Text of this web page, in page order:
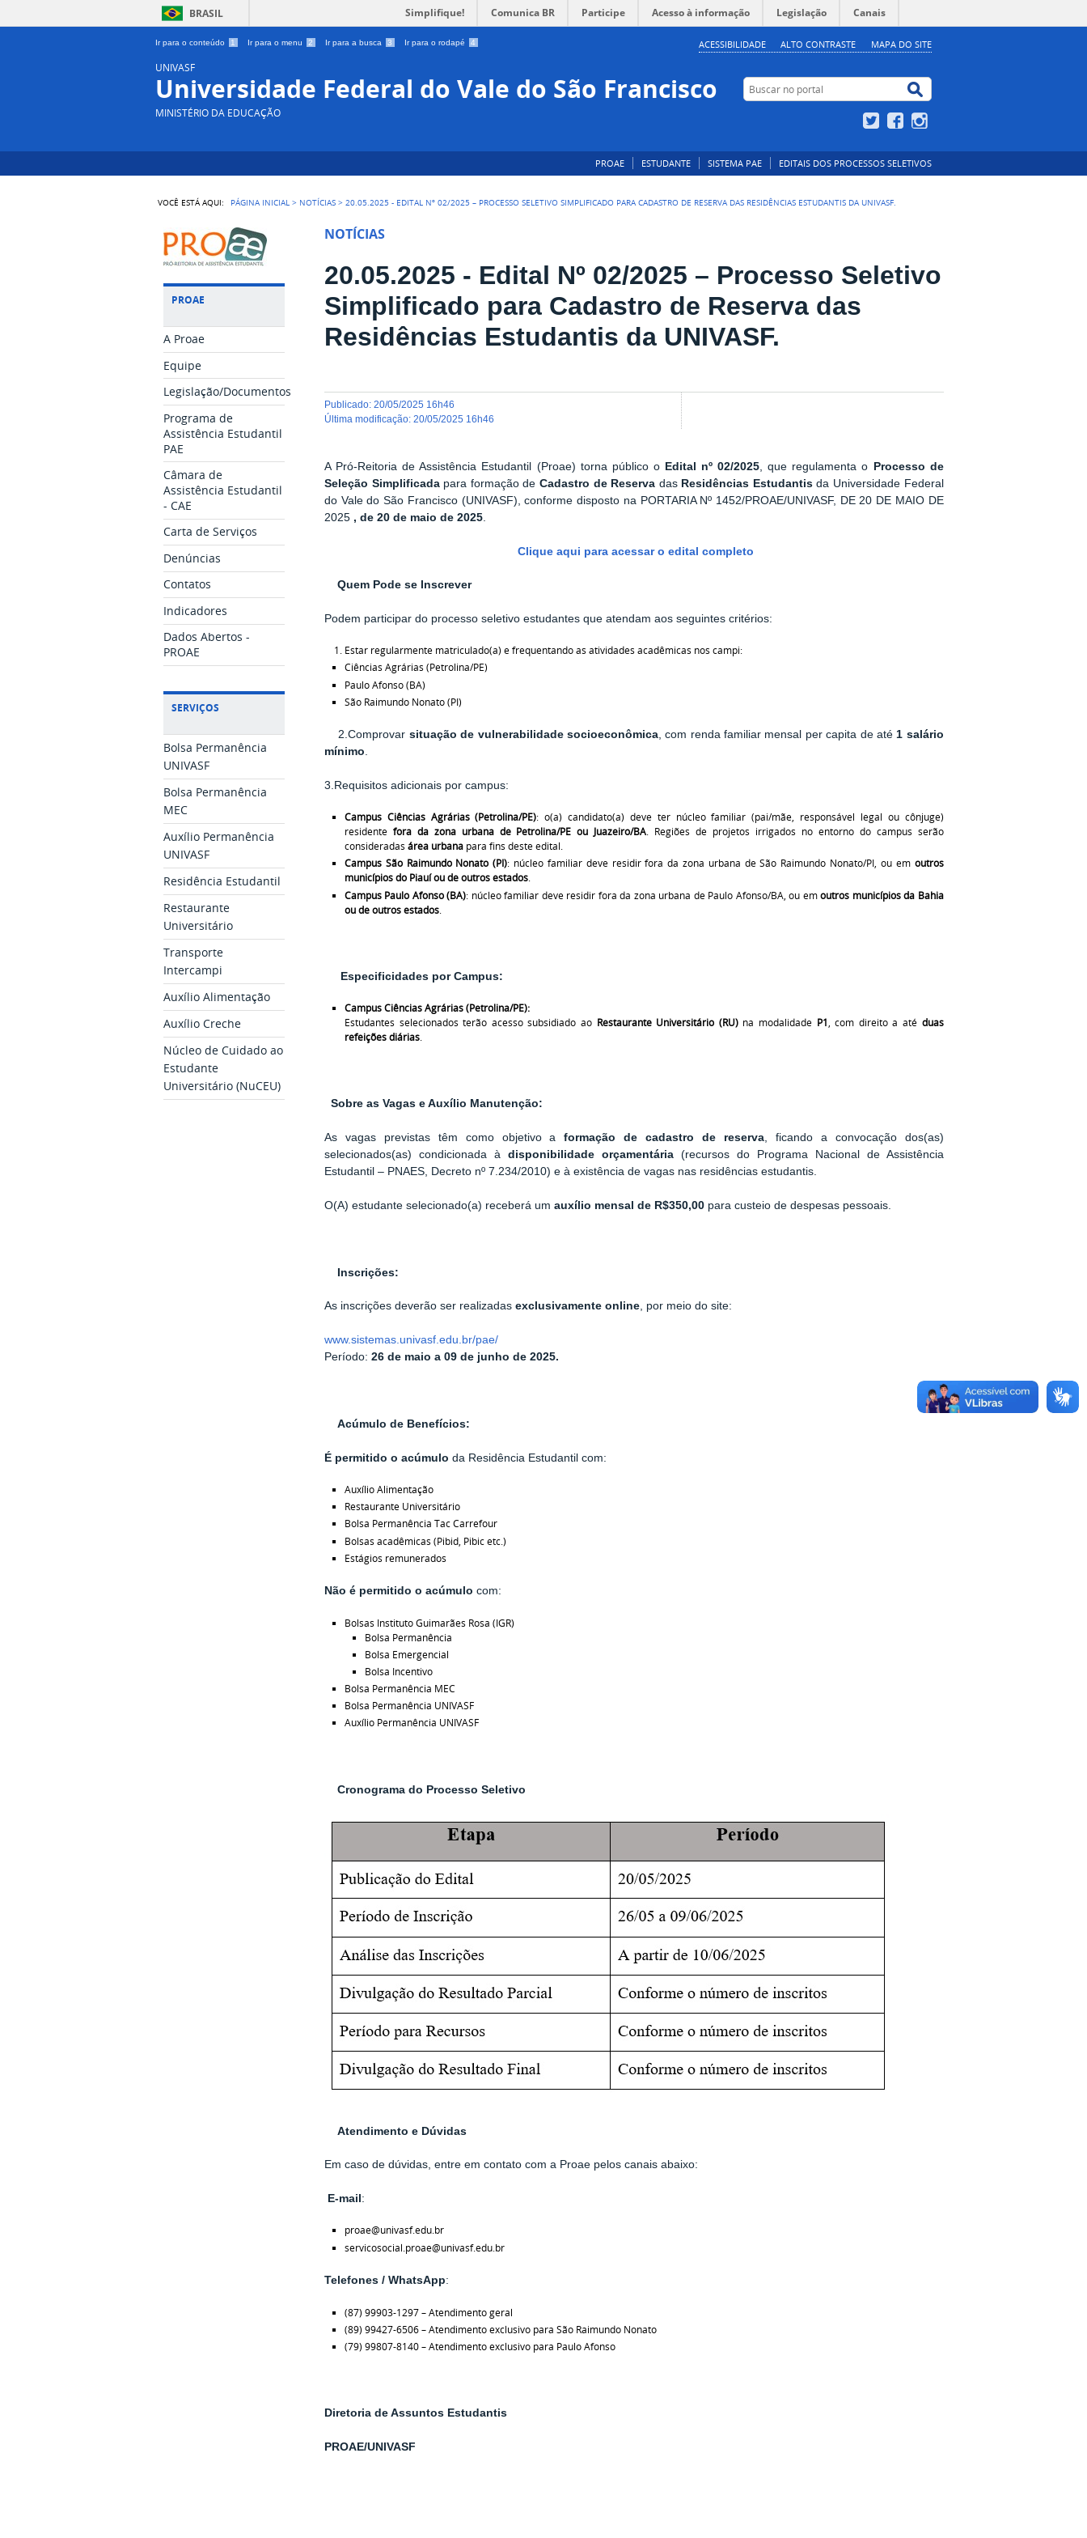
BRASIL Simplifique! Comunica BR Participe Acesso à informação Legislação Canais
Ir para o conteúdo 1 Ir para o menu 2 Ir para a busca 3 Ir para o rodapé 4 ACESSIBILIDADE ALTO CONTRASTE MAPA DO SITE
UNIVASF
Universidade Federal do Vale do São Francisco
MINISTÉRIO DA EDUCAÇÃO
Buscar no portal
TwitterFacebook
PROAE ESTUDANTE SISTEMA PAE EDITAIS DOS PROCESSOS SELETIVOS
VOCÊ ESTÁ AQUI: PÁGINA INICIAL > NOTÍCIAS >20.05.2025 - EDITAL Nº 02/2025 – PROCESSO SELETIVO SIMPLIFICADO PARA CADASTRO DE RESERVA DAS RESIDÊNCIAS ESTUDANTIS DA UNIVASF.
PROAE
A Proae
Equipe
Legislação/Documentos
Programa de
Assistência Estudantil
PAE
Câmara de
Assistência Estudantil
- CAE
Carta de Serviços
Denúncias
Contatos
Indicadores
Dados Abertos -
PROAE
SERVIÇOS
Bolsa Permanência
UNIVASF
Bolsa Permanência
MEC
Auxílio Permanência
UNIVASF
Residência Estudantil
Restaurante
Universitário
Transporte
Intercampi
Auxílio Alimentação
Auxílio Creche
Núcleo de Cuidado ao
Estudante
Universitário (NuCEU)
NOTÍCIAS
20.05.2025 - Edital Nº 02/2025 – Processo Seletivo
Simplificado para Cadastro de Reserva das
Residências Estudantis da UNIVASF.
publicado:20/05/2025 16h46
última modificação:20/05/2025 16h46
A Pró-Reitoria de Assistência Estudantil (Proae) torna público o Edital nº 02/2025 , que regulamenta o
Processo de
Seleção Simplificadapara formação de Cadastro de Reserva das Residências Estudantisda Universidade Federal
do Vale do São Francisco (UNIVASF), conforme disposto na PORTARIA Nº 1452/PROAE/UNIVASF, DE 20 DE MAIO DE
2025 , de 20 de maio de 2025
Clique aqui para acessar o edital completo
Quem Pode se Inscrever
Podem participar do processo seletivo estudantes que atendam aos seguintes critérios:
Estar regularmente matriculado(a) e frequentando as atividades acadêmicas nos campi:
Ciências Agrárias (Petrolina/PE)
Paulo Afonso (BA)
São Raimundo Nonato (PI)
2.Comprovar situação de vulnerabilidade socioeconômica, com renda familiar mensal per capita de até1 salário
mínimo.
3. Requisitos adicionais por campus:
Campus Ciências Agrárias (Petrolina/PE): o(a) candidato(a) deve ter núcleo familiar (pai/mãe, responsável legal ou cônjuge)
residente fora da zona urbana de Petrolina/PE ou Juazeiro/BA. Regiões de projetos irrigados no entorno do campus serão
consideradas área urbanapara fins deste edital.
Campus São Raimundo Nonato (PI): núcleo familiar deve residir fora da zona urbana de São Raimundo Nonato/PI, ou em outros
municípios do Piauí ou de outros estados.
Campus Paulo Afonso (BA): núcleo familiar deve residir fora da zona urbana de Paulo Afonso/BA, ou emoutros municípios da Bahia
ou de outros estados.
Especificidades por Campus:
Campus Ciências Agrárias (Petrolina/PE):
Estudantes selecionados terão acesso subsidiado ao Restaurante Universitário (RU)na modalidade P1, com direito a até duas
refeições diárias.
Sobre as Vagas e Auxílio Manutenção:
As vagas previstas têm como objetivo aformação de cadastro de reserva, ficando a convocação dos(as)
selecionados(as) condicionada à disponibilidade orçamentária(recursos do Programa Nacional de Assistência
Estudantil – PNAES, Decreto nº 7.234/2010) e à existência de vagas nas residências estudantis.
O(A) estudante selecionado(a) receberá umauxílio mensal de R$350,00 para custeio de despesas pessoais.
Inscrições:
As inscrições deverão ser realizadasexclusivamente online, por meio do site:
www.sistemas.univasf.edu.br/pae/
Período:26 de maio a 09 de junho de 2025.
Acúmulo de Benefícios:
É permitido o acúmulo da Residência Estudantil com:
Auxílio Alimentação
Restaurante Universitário
Bolsa Permanência Tac Carrefour
Bolsas acadêmicas (Pibid, Pibic etc.)
Estágios remunerados
Não é permitido o acúmulo com:
Bolsas Instituto Guimarães Rosa (IGR)
Bolsa Permanência
Bolsa Emergencial
Bolsa Incentivo
Bolsa Permanência MEC
Bolsa Permanência UNIVASF
Auxílio Permanência UNIVASF
Cronograma do Processo Seletivo
Atendimento e Dúvidas
Em caso de dúvidas, entre em contato com a Proae pelos canais abaixo:
E-mail :
proae@univasf.edu.br
servicosocial.proae@univasf.edu.br
Telefones / WhatsApp:
(87) 99903-1297 – Atendimento geral
(89) 99427-6506 – Atendimento exclusivo para São Raimundo Nonato
(79) 99807-8140 – Atendimento exclusivo para Paulo Afonso
Diretoria de Assuntos Estudantis
PROAE/UNIVASF